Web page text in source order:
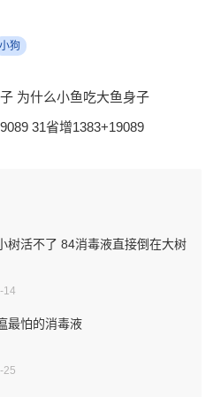
小狗
为什么小鱼吃大鱼身子
31省增1383+19089
树活不了 84消毒液直接倒在大树
14
最怕的消毒液
25